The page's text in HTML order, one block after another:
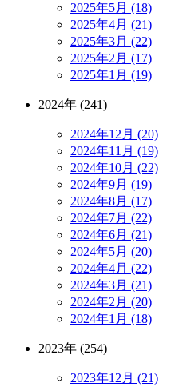
2025年5月 (18)
2025年4月 (21)
2025年3月 (22)
2025年2月 (17)
2025年1月 (19)
2024年 (241)
2024年12月 (20)
2024年11月 (19)
2024年10月 (22)
2024年9月 (19)
2024年8月 (17)
2024年7月 (22)
2024年6月 (21)
2024年5月 (20)
2024年4月 (22)
2024年3月 (21)
2024年2月 (20)
2024年1月 (18)
2023年 (254)
2023年12月 (21)